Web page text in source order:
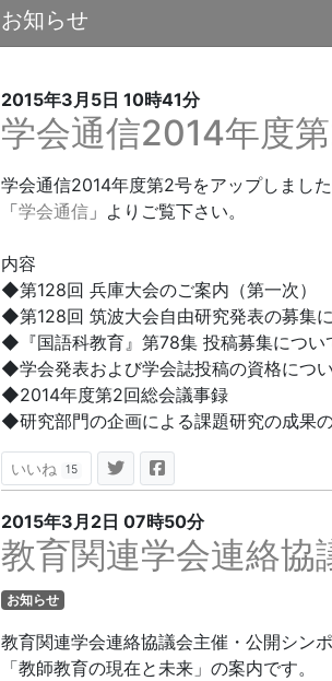
お知らせ
2015年3月5日 10時41分
学会通信2014年度
学会通信2014年度第2号をアップしました
「学会通信 」よりご覧下さい。
内容
◆第128回 兵庫大会のご案内（第一次）
◆第128回 筑波大会自由研究発表の募集
◆『国語科教育』第78集 投稿募集につい
◆学会発表および学会誌投稿の資格につ
◆2014年度第2回総会議事録
◆研究部門の企画による課題研究の成果
いいね 15
2015年3月2日 07時50分
教育関連学会連絡協
お知らせ
教育関連学会連絡協議会主催・公開シン
「教師教育の現在と未来」の案内です。